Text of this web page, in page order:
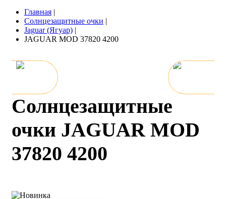
Главная |
Солнцезащитные очки |
Jaguar (Ягуар) |
JAGUAR MOD 37820 4200
Солнцезащитные
очки JAGUAR MOD
37820 4200